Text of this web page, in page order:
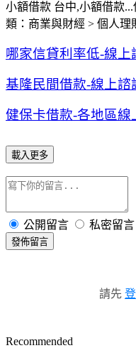
小額借款 台中,小額借款
類：商業與財經 > 個人理
哪家信貸利率低-線
基隆民間借款-線上
健保卡借款-各地區
載入更多
公開留言 私密留言
發佈留言
請先
Recommended